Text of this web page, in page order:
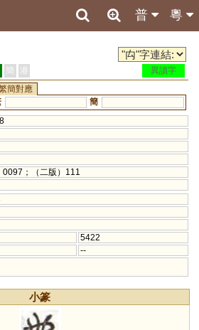
粵
普
簡 港
異讀字
簡對應
簡
0097；（二版）111
5422
--
小篆